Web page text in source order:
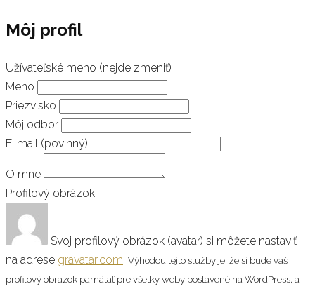
Môj profil
Užívateľské meno (nejde zmeniť)
Meno
Priezvisko
Môj odbor
E-mail (povinný)
O mne
Profilový obrázok
Svoj profilový obrázok (avatar) si môžete nastaviť
na adrese gravatar.com. Výhodou tejto služby je, že si bude váš
profilový obrázok pamätať pre všetky weby postavené na WordPress, a